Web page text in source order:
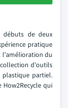
débuts de deux
pratique
l'amélioration du
d'outils
plastique partiel.
qui